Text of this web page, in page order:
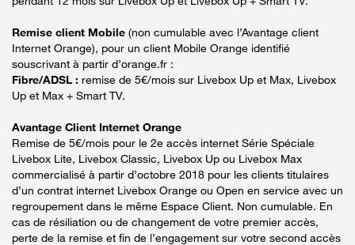
Remise client Mobile (non cumulable avec l’Avantage client
Internet Orange), pour un client Mobile Orange identifié
souscrivant à partir d’orange.fr :
Fibre/ADSL : remise de 5€/mois sur Livebox Up et Max, Livebox
Up et Max + Smart TV.
Avantage Client Internet Orange
Remise de 5€/mois pour le 2e accès internet Série Spéciale
Livebox Lite, Livebox Classic, Livebox Up ou Livebox Max
commercialisé à partir d’octobre 2018 pour les clients titulaires
d’un contrat internet Livebox Orange ou Open en service avec un
regroupement dans le même Espace Client. Non cumulable. En
cas de résiliation ou de changement de votre premier accès,
perte de la remise et fin de l’engagement sur votre second accès